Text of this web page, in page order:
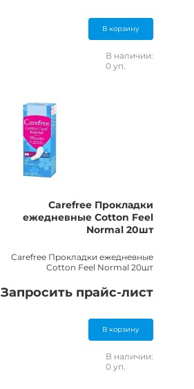
В корзину
В наличии:
0 уп.
Carefree Прокладки
ежедневные Cotton Feel
Normal 20шт
Carefree Прокладки ежедневные
Cotton Feel Normal 20шт
Запросить прайс-лист
В корзину
В наличии:
0 уп.